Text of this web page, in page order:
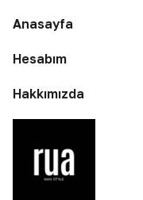
Anasayfa
Hesabım
Hakkımızda